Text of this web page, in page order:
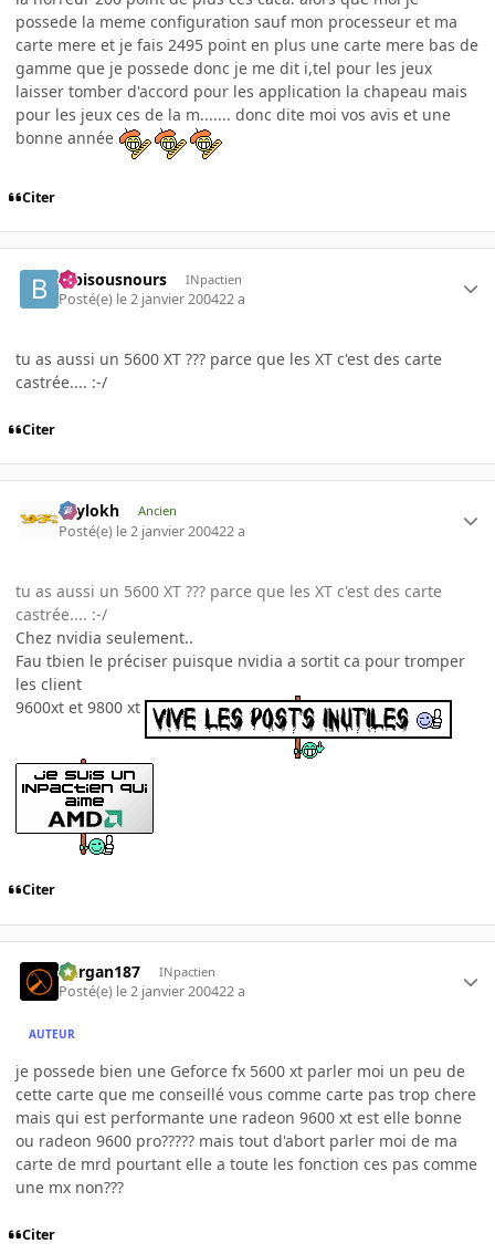
possede la meme configuration sauf mon processeur et ma
carte mere et je fais 2495 point en plus une carte mere bas de
gamme que je possede donc je me dit i,tel pour les jeux
laisser tomber d'accord pour les application la chapeau mais
pour les jeux ces de la m....... donc dite moi vos avis et une
bonne année
Citer
bibisousnours INpactien
Posté(e) le 2 janvier 200422 a
tu as aussi un 5600 XT ??? parce que les XT c'est des carte
castrée.... :-/
Citer
Psylokh Ancien
Posté(e) le 2 janvier 200422 a
tu as aussi un 5600 XT ??? parce que les XT c'est des carte
castrée.... :-/
Chez nvidia seulement..
Fau tbien le préciser puisque nvidia a sortit ca pour tromper
les client
9600xt et 9800 xt
Citer
kurgan187 INpactien
Posté(e) le 2 janvier 200422 a
AUTEUR
je possede bien une Geforce fx 5600 xt parler moi un peu de
cette carte que me conseillé vous comme carte pas trop chere
mais qui est performante une radeon 9600 xt est elle bonne
ou radeon 9600 pro????? mais tout d'abort parler moi de ma
carte de mrd pourtant elle a toute les fonction ces pas comme
une mx non???
Citer